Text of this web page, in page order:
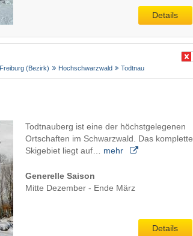
Details
Freiburg (Bezirk) Hochschwarzwald Todtnau
Todtnauberg ist eine der höchstgelegenen
Ortschaften im Schwarzwald. Das komplette
Skigebiet liegt auf… mehr
Generelle Saison
Mitte Dezember - Ende März
Details